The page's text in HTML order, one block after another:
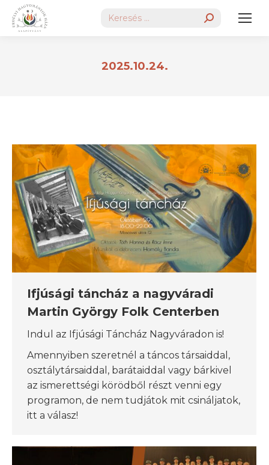
Search:
2025.10.24.
Ifjúsági táncház a nagyváradi
Martin György Folk Centerben
Indul az Ifjúsági Táncház Nagyváradon is!
Amennyiben szeretnél a táncos társaiddal,
osztálytársaiddal, barátaiddal vagy bárkivel
az ismerettségi körödből részt venni egy
programon, de nem tudjátok mit csináljatok,
itt a válasz!